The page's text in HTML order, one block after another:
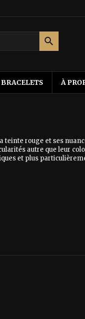

BRACELETS À
teinte rouge et ses
autre que leur
et plus